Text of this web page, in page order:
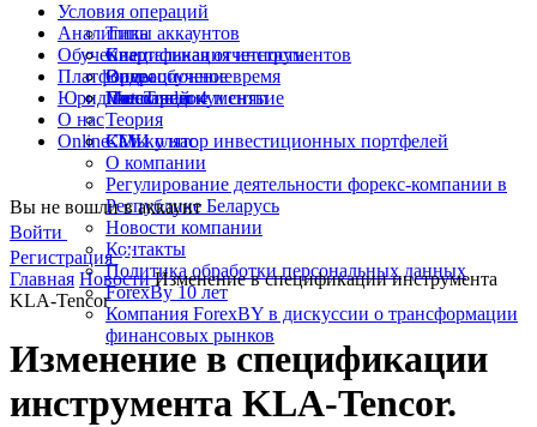
Условия операций
Типы аккаунтов
Спецификация инструментов
Операционное время
Пополнение и снятие
Аналитика
Квартальная отчетность
Обучение
Видеообучение
Глоссарий
Теория
Калькулятор инвестиционных портфелей
Платформы
MetaTrader 4
Юридические документы
О нас
СМИ о нас
О компании
Регулирование деятельности форекс-компании в
Республике Беларусь
Новости компании
Контакты
Политика обработки персональных данных
ForexBy 10 лет
Компания ForexBY в дискуссии о трансформации
финансовых рынков
Online-TV
Вы не вошли в аккаунт
Войти
Регистрация
Главная Новости Изменение в спецификации инструмента
KLA-Tencor
Изменение в спецификации
инструмента KLA-Tencor.